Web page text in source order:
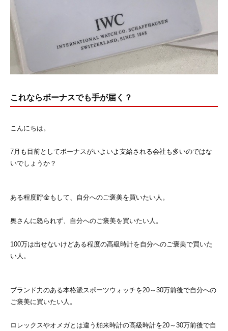
これならボーナスでも手が届く？
こんにちは。
7月も目前としてボーナスがいよいよ支給される会社も多いのではな
いでしょうか？
ある程度貯金もして、自分へのご褒美を買いたい人。
奥さんに怒られず、自分へのご褒美を買いたい人。
100万は出せないけどある程度の高級時計を自分へのご褒美で買いた
い人。
ブランド力のある本格派スポーツウォッチを20～30万前後で自分への
ご褒美に買いたい人。
ロレックスやオメガとは違う舶来時計の高級時計を20～30万前後で自